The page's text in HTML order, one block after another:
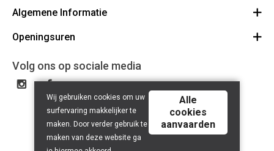
Ecoflora
1500 Halle
32(0)2.361.77.61
BE 0886.319.484
Algemene Informatie
Vacatures
Bestellen en Betalen
Bio certificaat
Nuttige links
Herroepingsrecht
Openingsuren
Maandag : gesloten
Dinsdag: 09:00 - 17:00
Woensdag: 09:00 - 17:00
Donderdag: 09:00 - 17:00
Vrijdag: 09:00 - 17:00
Volg ons op sociale media
Wij gebruiken cookies om uw
surfervaring makkelijker te
maken. Door verder gebruik te
maken van deze website ga
Alle
cookies
aanvaarden